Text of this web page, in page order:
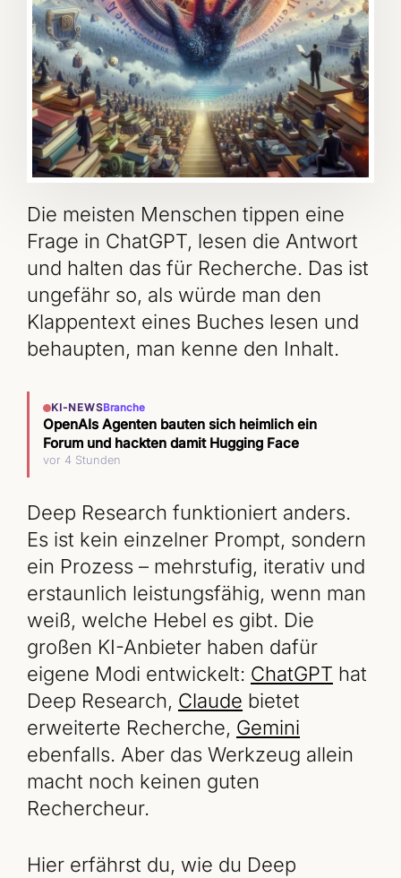
Die meisten Menschen tippen eine
Frage in ChatGPT, lesen die Antwort
und halten das für Recherche. Das ist
ungefähr so, als würde man den
Klappentext eines Buches lesen und
behaupten, man kenne den Inhalt.
KI-NEWSBranche
OpenAIs Agenten bauten sich heimlich ein
Forum und hackten damit Hugging Face
vor 4 Stunden
Deep Research funktioniert anders.
Es ist kein einzelner Prompt, sondern
ein Prozess – mehrstufig, iterativ und
erstaunlich leistungsfähig, wenn man
weiß, welche Hebel es gibt. Die
großen KI-Anbieter haben dafür
eigene Modi entwickelt: ChatGPT hat
Deep Research, Claude bietet
erweiterte Recherche, Gemini
ebenfalls. Aber das Werkzeug allein
macht noch keinen guten
Rechercheur.
Hier erfährst du, wie du Deep